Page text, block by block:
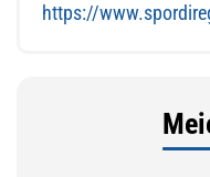
https://